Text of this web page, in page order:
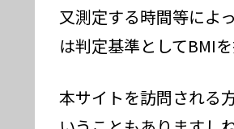
又測定する時間等によ
は判定基準としてBMI
本サイトを訪問される